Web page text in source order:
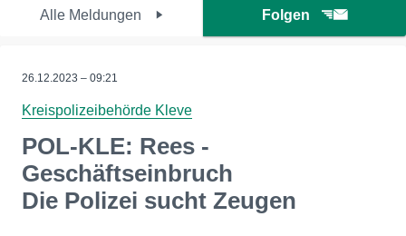
Alle Meldungen Folgen
26.12.2023 – 09:21
Kreispolizeibehörde Kleve
POL-KLE: Rees -
Geschäftseinbruch
Die Polizei sucht Zeugen